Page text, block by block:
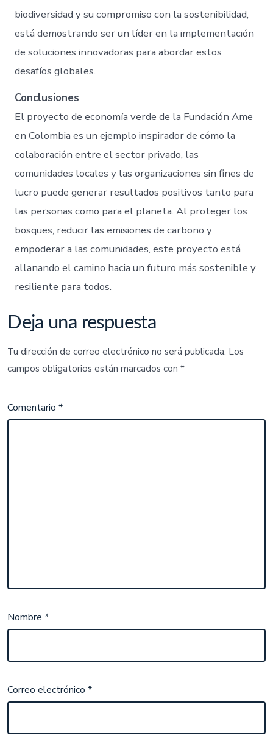
biodiversidad y su compromiso con la sostenibilidad,
está demostrando ser un líder en la implementación
de soluciones innovadoras para abordar estos
desafíos globales.
Conclusiones
El proyecto de economía verde de la Fundación Ame
en Colombia es un ejemplo inspirador de cómo la
colaboración entre el sector privado, las
comunidades locales y las organizaciones sin fines de
lucro puede generar resultados positivos tanto para
las personas como para el planeta. Al proteger los
bosques, reducir las emisiones de carbono y
empoderar a las comunidades, este proyecto está
allanando el camino hacia un futuro más sostenible y
resiliente para todos.
Deja una respuesta
Tu dirección de correo electrónico no será publicada. Los
campos obligatorios están marcados con*
Comentario*
Nombre*
Correo electrónico*